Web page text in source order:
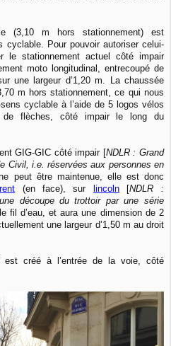
(3,10 m hors stationnement) est
cyclable. Pour pouvoir autoriser celui-
stationnement actuel côté impair
moto longitudinal, entrecoupé de
une largeur d’1,20 m. La chaussée
m hors stationnement, ce qui nous
cyclable à l’aide de 5 logos vélos
de flèches, côté impair le long du
GIG-GIC côté impair [NDLR : Grand
Civil, i.e. réservées aux personnes en
peut être maintenue, elle est donc
(en face), sur lincoln[NDLR :
découpe du trottoir par une série
fil d’eau, et aura une dimension de 2
une largeur d’1,50 m au droit
est créé à l’entrée de la voie, côté